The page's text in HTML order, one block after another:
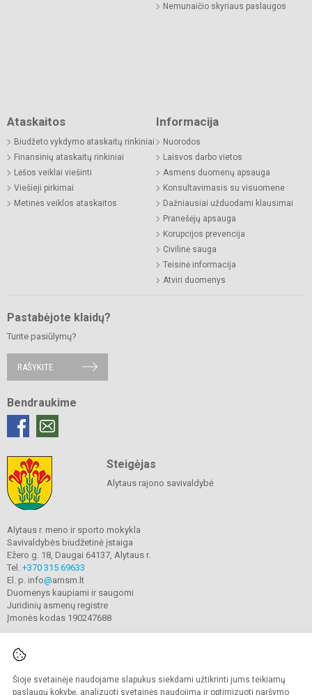
Šioje svetainėje naudojame slapukus siekdami užtikrinti jums teikiamų
paslaugų kokybę, analizuoti svetainės naudojimą ir optimizuoti naršymo
Nemunaičio skyriaus paslaugos
Ataskaitos
Biudžeto vykdymo ataskaitų rinkiniai
Finansinių ataskaitų rinkiniai
Lėšos veiklai viešinti
Viešieji pirkimai
Metinės veiklos ataskaitos
Informacija
Nuorodos
Laisvos darbo vietos
Asmens duomenų apsauga
Konsultavimasis su visuomene
Dažniausiai užduodami klausimai
Pranešėjų apsauga
Korupcijos prevencija
Civilinė sauga
Teisinė informacija
Atviri duomenys
Pastabėjote klaidų?
Turite pasiūlymų?
RAŠYKITE
Bendraukime
Steigėjas
Alytaus rajono savivaldybė
Alytaus r. meno ir sporto mokykla
Savivaldybės biudžetinė įstaiga
Ežero g. 18, Daugai 64137, Alytaus r.
Tel. +370 315 69633
El. p. info@amsm.lt
Duomenys kaupiami ir saugomi
Juridinių asmenų registre
Įmonės kodas 190247688
© 2020. Alytaus r. meno ir sporto mokykla. Visos teisės saugomos.
Kopijuoti turinį be raštiško mokyklos sutikimo griežtai draudžiama.